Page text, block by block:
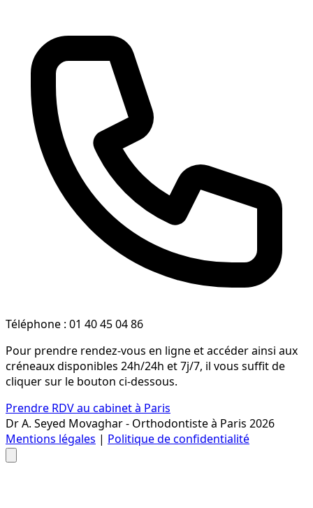
Téléphone : 01 40 45 04 86
Pour prendre rendez-vous en ligne et accéder ainsi aux
créneaux disponibles 24h/24h et 7j/7, il vous suffit de
cliquer sur le bouton ci-dessous.
Prendre RDV au cabinet à Paris
Dr A. Seyed Movaghar - Orthodontiste à Paris 2026
Mentions légales | Politique de confidentialité